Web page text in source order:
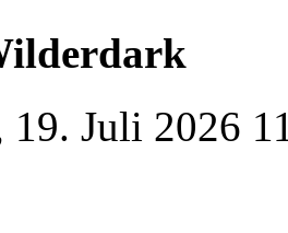
19. Juli 2026